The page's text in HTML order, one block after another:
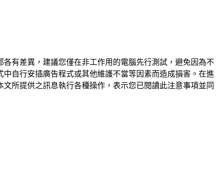
有差異，建議您僅在非工作用的電腦先行測試，避免因為不
自行安插廣告程式或其他維護不當等因素而造成損害。在進
所提供之訊息執行各種操作，表示您已閱讀此注意事項並同